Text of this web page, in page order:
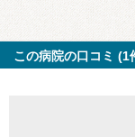
この病院の口コミ (1